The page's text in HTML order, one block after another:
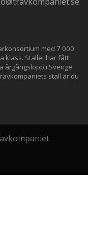
med 7 000
klass. Stallet har fått
årgångslopp i Sverige
stall är du